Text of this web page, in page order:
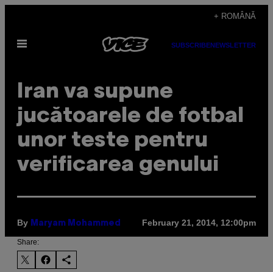
content
+ ROMÂNĂ
Open
SUBSCRIBENEWSLETTER
Iran va supune
jucătoarele de fotbal
unor teste pentru
verificarea genului
By Maryam Mohammed February 21, 2014, 12:00pm
Share: